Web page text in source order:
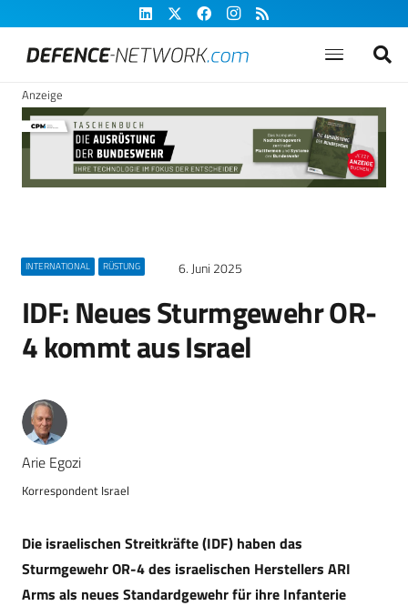
Anzeige
INTERNATIONAL RÜSTUNG 6. Juni 2025
IDF: Neues Sturmgewehr OR-
4 kommt aus Israel
Arie Egozi
Korrespondent Israel
Die israelischen Streitkräfte (IDF) haben das
Sturmgewehr OR-4 des israelischen Herstellers ARI
Arms als neues Standardgewehr für ihre Infanterie